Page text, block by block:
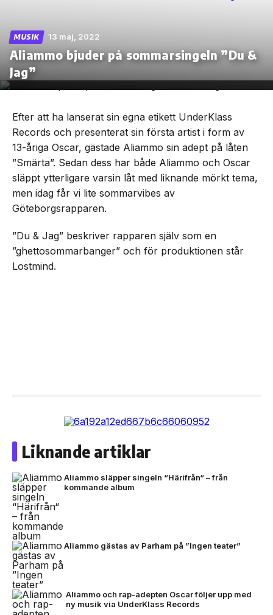
Skip
the
MUSIK 13 maj, 2022
Aliammo bjuder på sommarsingeln ”Du &
Jag”
Efter att ha lanserat sin egna etikett UnderKlass
Records och presenterat sin första artist i form av
13-åriga Oscar, gästade Aliammo sin adept på låten
”Smärta”. Sedan dess har både Aliammo och Oscar
släppt ytterligare varsin låt med liknande mörkt tema,
men idag får vi lite sommarvibes av
Göteborgsrapparen.
”Du & Jag” beskriver rapparen själv som en
”ghettosommarbanger” och för produktionen står
Lostmind.
Liknande artiklar
Aliammo släpper singeln “Härifrån“ – från
kommande album
Aliammo gästas av Parham på ”Ingen teater”
Aliammo och rap-adepten Oscar följer upp med
ny musik via UnderKlass Records